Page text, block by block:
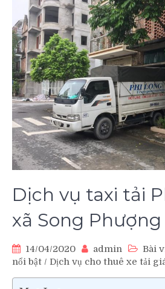
Dịch vụ taxi tải
xã Song Phượng
14/04/2020 admin Bài
nổi bật / Dịch vụ cho thuê xe tải